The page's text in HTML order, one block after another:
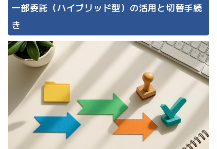
一部委託（ハイブリッド型）の活用と切替手続
き